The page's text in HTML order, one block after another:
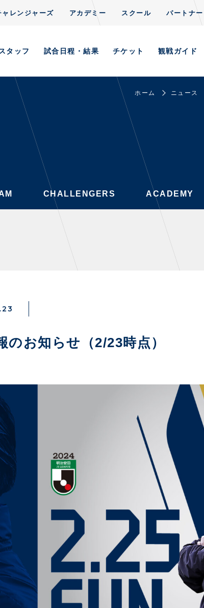
ャレンジャーズ アカデミー スクール パートナー
タッフ 試合日程・結果 チケット 観戦ガイド
/ STAFFS
注意事項
GAMES
試合日程・結果
ホームイベント情報
ー
PARTNERS
アシストパートナー
ホームタウン活動
スマイルキッズキャラバン
応援ベンダー設置のお願い
SCHOOL
ホーム ニュース
CHALLENGERS ACADEMY
TOP TEAM CHALLENGERS ACADEMY
お知らせ（2/23時点）